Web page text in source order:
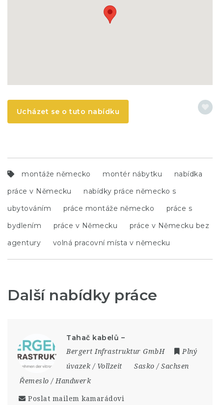
Ucházet se o tuto nabídku
montáže německo montér nábytku
nabídka
práce v Německu
nabídky práce německo s
ubytováním
práce montáže německo
práce s
bydlením
práce v Německu
práce v Německu bez
agentury
volná pracovní místa v německu
Další nabídky práce
Tahač kabelů –
Bergert Infrastruktur GmbH
Plný
úvazek / Vollzeit
Sasko / Sachsen
Řemeslo / Handwerk
Poslat mailem kamarádovi